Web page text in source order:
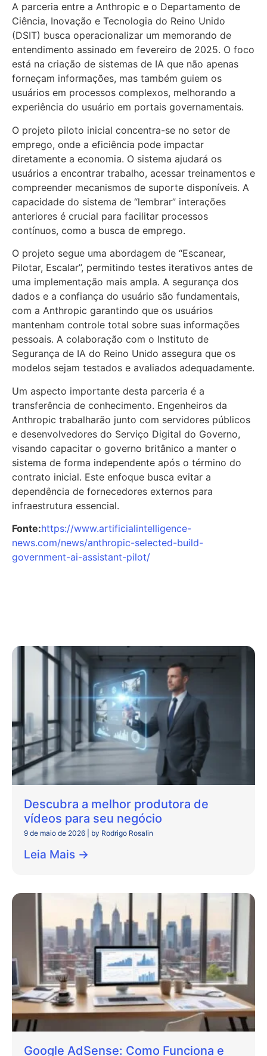
A parceria entre a Anthropic e o Departamento de
Ciência, Inovação e Tecnologia do Reino Unido
(DSIT) busca operacionalizar um memorando de
entendimento assinado em fevereiro de 2025. O foco
está na criação de sistemas de IA que não apenas
forneçam informações, mas também guiem os
usuários em processos complexos, melhorando a
experiência do usuário em portais governamentais.
O projeto piloto inicial concentra-se no setor de
emprego, onde a eficiência pode impactar
diretamente a economia. O sistema ajudará os
usuários a encontrar trabalho, acessar treinamentos e
compreender mecanismos de suporte disponíveis. A
capacidade do sistema de “lembrar” interações
anteriores é crucial para facilitar processos
contínuos, como a busca de emprego.
O projeto segue uma abordagem de “Escanear,
Pilotar, Escalar”, permitindo testes iterativos antes de
uma implementação mais ampla. A segurança dos
dados e a confiança do usuário são fundamentais,
com a Anthropic garantindo que os usuários
mantenham controle total sobre suas informações
pessoais. A colaboração com o Instituto de
Segurança de IA do Reino Unido assegura que os
modelos sejam testados e avaliados adequadamente.
Um aspecto importante desta parceria é a
transferência de conhecimento. Engenheiros da
Anthropic trabalharão junto com servidores públicos
e desenvolvedores do Serviço Digital do Governo,
visando capacitar o governo britânico a manter o
sistema de forma independente após o término do
contrato inicial. Este enfoque busca evitar a
dependência de fornecedores externos para
infraestrutura essencial.
Fonte:https://www.artificialintelligence-
news.com/news/anthropic-selected-build-
government-ai-assistant-pilot/
Descubra a melhor produtora de
vídeos para seu negócio
9 de maio de 2026 by Rodrigo Rosalin
Leia Mais →
Google AdSense: Como Funciona e